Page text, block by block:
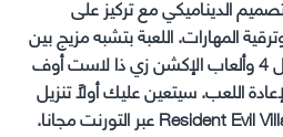
الديناميكي مع تركيز على
المهارات. اللعبة بتشبه مزيج بين
ألعاب الرعب زي ريزيدنت إيفل 4 وألعاب الإكشن زي ذا لاست أوف
اللعب. سيتعين عليك أولاً تنزيل